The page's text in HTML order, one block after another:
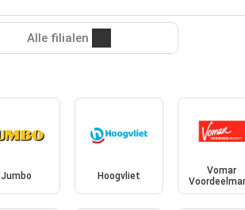
Alle filialen
Jumbo Hoogvliet
Vomar